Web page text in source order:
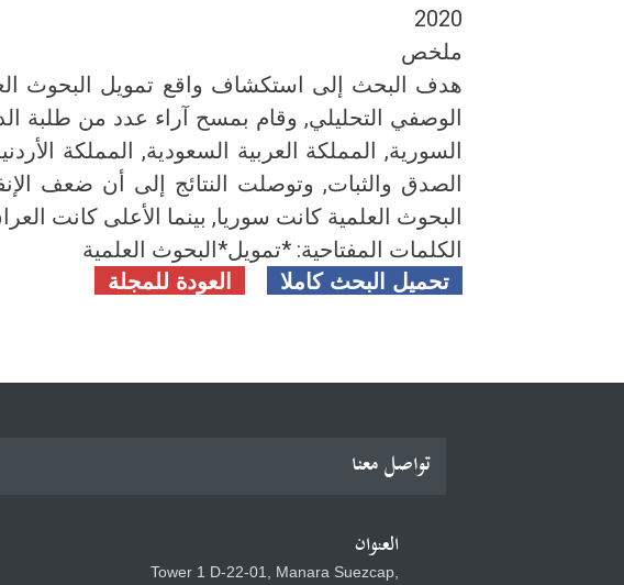
2020
ملخص
هدف البحث إلى استكشاف واقع تمويل البحوث
الوصفي التحليلي, وقام بمسح آراء عدد من طلبة
السورية, المملكة العربية السعودية, المملكة
الصدق والثبات, وتوصلت النتائج إلى أن ضعف
البحوث العلمية كانت سوريا, بينما الأعلى كانت
الكلمات المفتاحية: *تمويل*البحوث العلمية
تحميل البحث كاملا العودة للمجلة
تواصل معنا
العنوان
Tower 1 D-22-01, Manara Suezcap,